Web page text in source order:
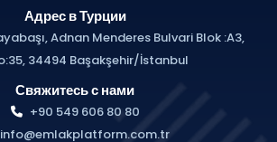
Адрес в Турции
Adnan Menderes Bulvari Blok :A3,
34494 Başakşehir/İstanbul
Свяжитесь с нами
+90 549 606 80 80
info@emlakplatform.com.tr